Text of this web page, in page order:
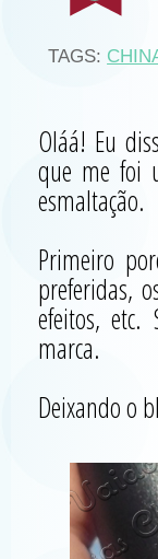
TAGS:
Oláá! Eu
que me foi
esmaltação.
Primeiro
preferidas,
efeitos,
marca.
Deixando o